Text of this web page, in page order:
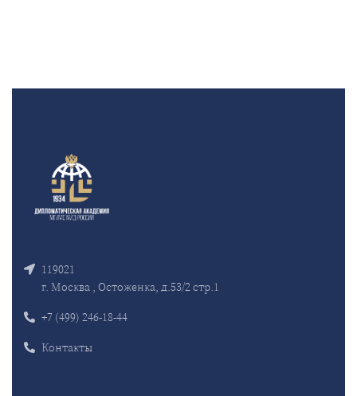
119021
г. Москва , Остоженка, д.53/2 стр.1
+7 (499) 246-18-44
Контакты